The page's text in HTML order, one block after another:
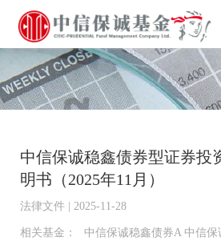
中信保诚稳鑫债券型证券投
明书（2025年11月）
法律文件 | 2025-11-28
相关基金：